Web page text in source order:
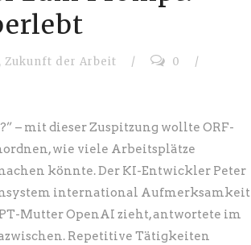
, Zukunft der Arbeit / 0
/
– mit dieser Zuspitzung wollte ORF-
wie viele Arbeitsplätze
könnte. Der KI-Entwickler Peter
international Aufmerksamkeit
Mutter OpenAI zieht, antwortete im
Repetitive Tätigkeiten